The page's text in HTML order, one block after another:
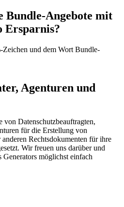
Bundle-Angebote mit
Ersparnis?
Agenturen und
von Datenschutzbeauftragten,
für die Erstellung von
Rechtsdokumenten für ihre
Wir freuen uns darüber und
möglichst einfach